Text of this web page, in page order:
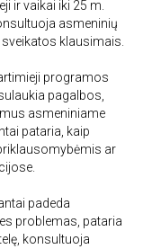
ir vaikai iki 25 m.
asmeninių
klausimais.
programos
pagalbos,
asmeniniame
pataria, kaip
ar
padeda
problemas, pataria
konsultuoja